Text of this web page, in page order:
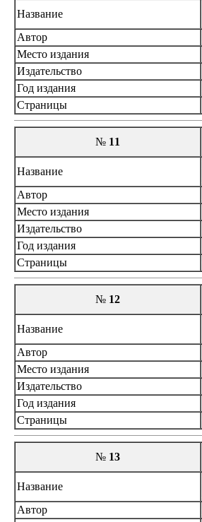
Название
Автор
Место издания
Издательство
Год издания
Страницы
№ 11
Название
Автор
Место издания
Издательство
Год издания
Страницы
№ 12
Название
Автор
Место издания
Издательство
Год издания
Страницы
№ 13
Название
Автор